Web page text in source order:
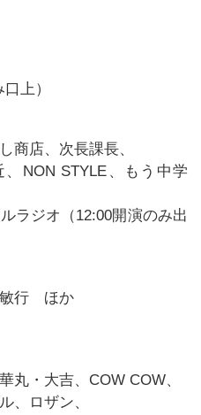
上）
商店、次長課長、
NON STYLE、もう中学
ラジオ（12:00開演のみ出
敏行 ほか
丸・大吉、COW COW、
、ロザン、